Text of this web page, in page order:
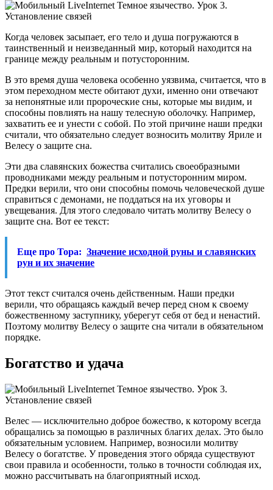
Когда человек засыпает, его тело и душа погружаются в
таинственный и неизведанный мир, который находится на
границе между реальным и потусторонним.
В это время душа человека особенно уязвима, считается, что в
этом переходном месте обитают духи, именно они отвечают
за непонятные или пророческие сны, которые мы видим, и
способны повлиять на нашу телесную оболочку. Например,
захватить ее и унести с собой. По этой причине наши предки
считали, что обязательно следует возносить молитву Яриле и
Велесу о защите сна.
Эти два славянских божества считались своеобразными
проводниками между реальным и потусторонним миром.
Предки верили, что они способны помочь человеческой душе
справиться с демонами, не поддаться на их уговоры и
увещевания. Для этого следовало читать молитву Велесу о
защите сна. Вот ее текст:
Еще про Тора: Значение исходной руны и славянских
рун и их значение
Этот текст считался очень действенным. Наши предки
верили, что обращаясь каждый вечер перед сном к своему
божественному заступнику, уберегут себя от бед и ненастий.
Поэтому молитву Велесу о защите сна читали в обязательном
порядке.
Богатство и удача
Велес — исключительно доброе божество, к которому всегда
обращались за помощью в различных благих делах. Это было
обязательным условием. Например, возносили молитву
Велесу о богатстве. У проведения этого обряда существуют
свои правила и особенности, только в точности соблюдая их,
можно рассчитывать на благоприятный исход.